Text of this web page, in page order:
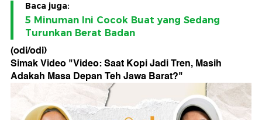
Baca juga:
5 Minuman Ini Cocok Buat yang Sedang
Turunkan Berat Badan
(odi/odi)
Simak Video "Video: Saat Kopi Jadi Tren, Masih
Adakah Masa Depan Teh Jawa Barat?"